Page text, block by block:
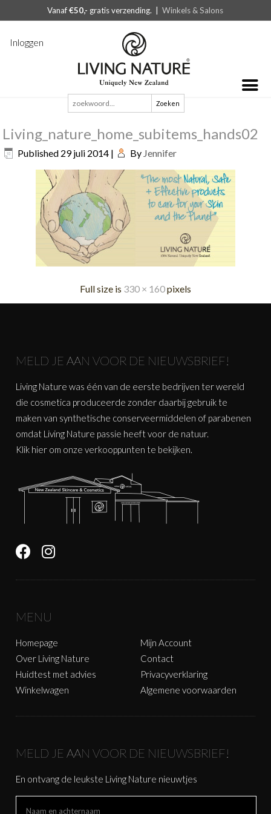
Vanaf€50,- gratis verzending. |Winkels & Salons
Inloggen
Zoeken
naar:
Living_nature_home_subitems_hands02
Published 29 juli 2014 | By Jennifer
Full size is 330 × 160pixels
MELD JE AAN VOOR DE NIEUWSBRIEF!
Living Nature was één van de eerste bedrijven ter wereld
die cosmetica produceerde zonder daarbij gebruik te
maken van synthetische conserveermiddelen of parabenen
omdat Living Nature passie heeft voor de natuur.
Klik hier om onze verkooppunten te bekijken.
MENU
Homepage
Over Living Nature
Huidtest met advies
Winkelwagen
Mijn Account
Contact
Privacyverklaring
Algemene voorwaarden
MELD JE AAN VOOR DE NIEUWSBRIEF!
En ontvang de leukste Living Nature nieuwtjes